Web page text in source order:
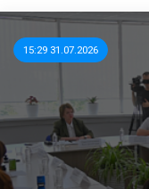
15:29 31.07.2026